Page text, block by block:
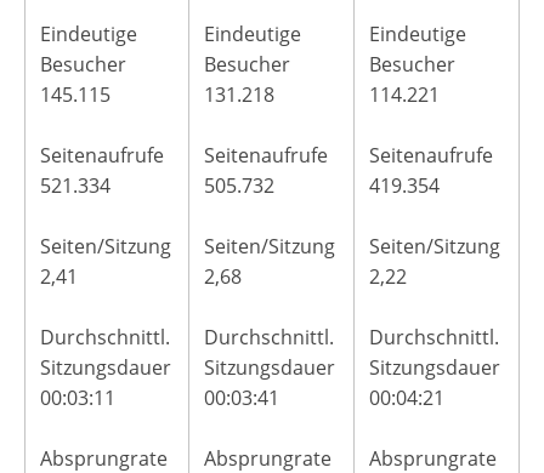
Eindeutige
Besucher
145.115
Seitenaufrufe
521.334
Seiten/Sitzung
2,41
Durchschnittl.
Sitzungsdauer
00:03:11
Absprungrate
Eindeutige
Besucher
131.218
Seitenaufrufe
505.732
Seiten/Sitzung
2,68
Durchschnittl.
Sitzungsdauer
00:03:41
Absprungrate
Eindeutige
Besucher
114.221
Seitenaufrufe
419.354
Seiten/Sitzung
2,22
Durchschnittl.
Sitzungsdauer
00:04:21
Absprungrate